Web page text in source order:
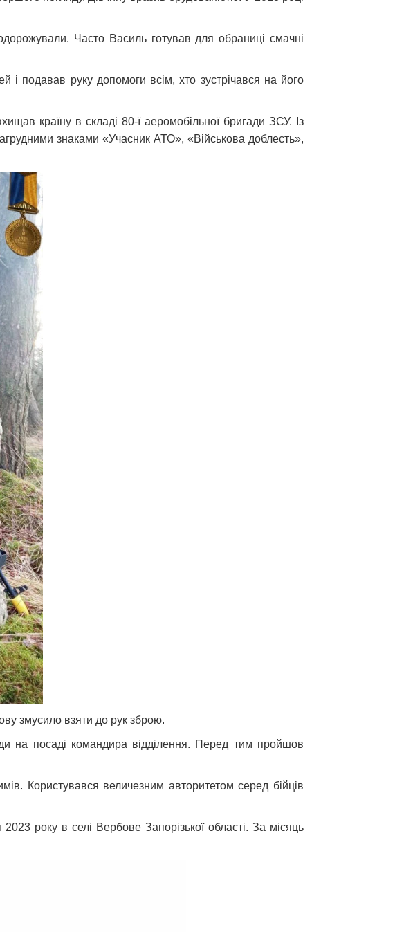
Часто Василь готував для обраниці смачні
подавав руку допомоги всім, хто зустрічався на його
країну в складі 80-ї аеромобільної бригади ЗСУ. Із
знаками «Учасник АТО», «Військова доблесть»,
змусило взяти до рук зброю.
на посаді командира відділення. Перед тим пройшов
Користувався величезним авторитетом серед бійців
року в селі Вербове Запорізької області. За місяць